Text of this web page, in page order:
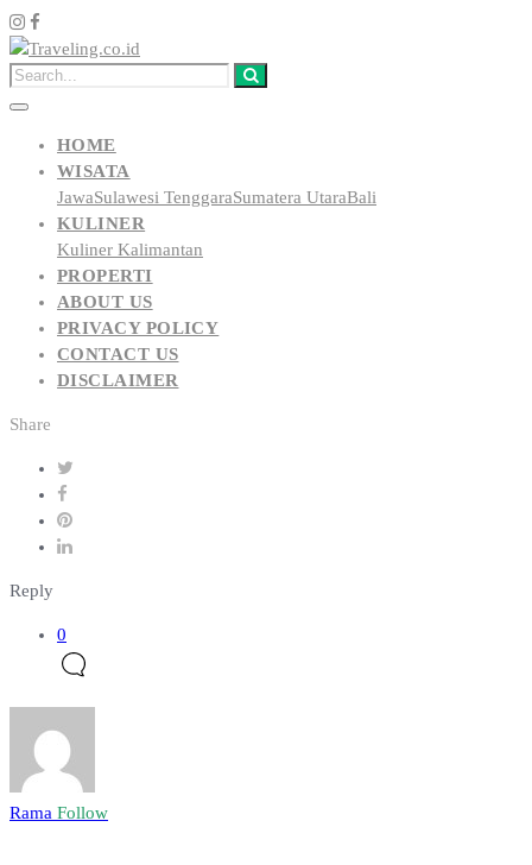
HOME
WISATA
JawaSulawesi TenggaraSumatera UtaraBali
KULINER
Kuliner Kalimantan
PROPERTI
ABOUT US
PRIVACY POLICY
CONTACT US
DISCLAIMER
Share
Reply
0
Rama Follow